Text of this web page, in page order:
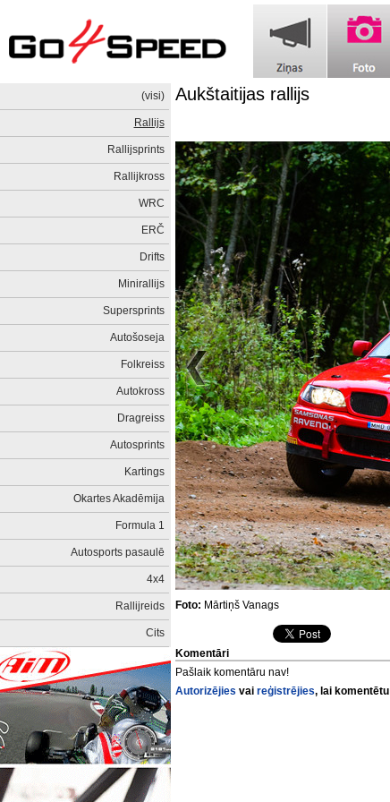
(visi)
Rallijs
Rallijsprints
Rallijkross
WRC
ERČ
Drifts
Minirallijs
Supersprints
Autošoseja
Folkreiss
Autokross
Dragreiss
Autosprints
Kartings
Okartes Akadēmija
Formula 1
Autosports pasaulē
4x4
Rallijreids
Cits
Aukštaitijas rallijs
Foto: Mārtiņš Vanags
Komentāri
Pašlaik komentāru nav!
Autorizējies vai reģistrējies, lai komentētu